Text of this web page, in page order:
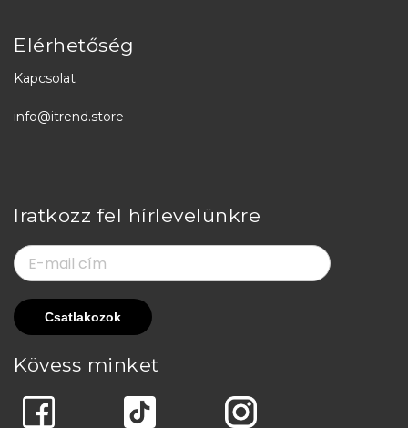
Elérhetőség
Kapcsolat
info@itrend.store
Iratkozz fel hírlevelünkre
Kövess minket